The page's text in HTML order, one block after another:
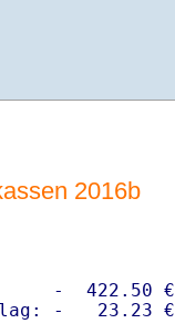
2016b
-  422.50
-   23.23 €